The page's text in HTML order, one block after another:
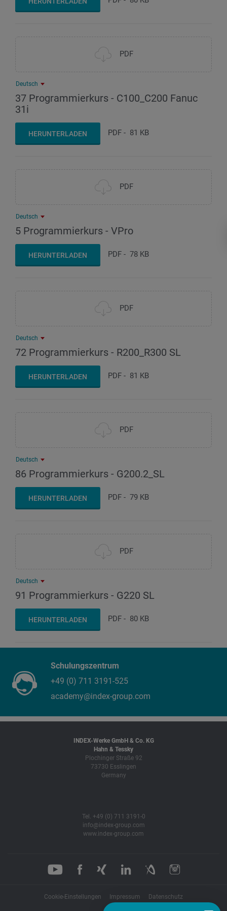
PDF
Deutsch
37 Programmierkurs - C100_C200 Fanuc
31i
HERUNTERLADEN PDF - 81 KB
PDF
Deutsch
5 Programmierkurs - VPro
HERUNTERLADEN PDF - 78 KB
PDF
Deutsch
72 Programmierkurs - R200_R300 SL
HERUNTERLADEN PDF - 81 KB
PDF
Deutsch
86 Programmierkurs - G200.2_SL
HERUNTERLADEN PDF - 79 KB
PDF
Deutsch
91 Programmierkurs - G220 SL
HERUNTERLADEN PDF - 80 KB
Schulungszentrum
+49 (0) 711 3191-525
academy@index-group.com
INDEX-Werke GmbH & Co. KG
Hahn & Tessky
Plochinger Straße 92
73730 Esslingen
Germany
Tel. +49 (0) 711 3191-0
info@index-group.com
www.index-group.com
Cookie-Einstellungen Impressum Datenschutz